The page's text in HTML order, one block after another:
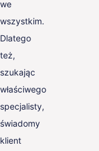
we
wszystkim.
Dlatego
też,
szukając
właściwego
specjalisty,
świadomy
klient